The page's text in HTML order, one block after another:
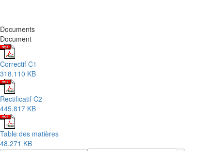
Documents
Document
Correctif C1
318.110 KB
Rectificatif C2
445.817 KB
Table des matières
48.271 KB